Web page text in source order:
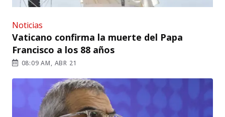
Noticias
Vaticano confirma la muerte del Papa
Francisco a los 88 años
08:09 AM, ABR 21